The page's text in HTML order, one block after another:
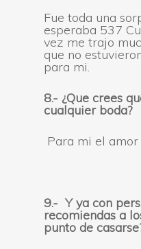
Fue toda una
esperaba 537
vez me trajo
que no
para mi.
8.- ¿Que crees
cualquier boda?
Para mi el
9.- Y ya con
recomiendas a
punto de